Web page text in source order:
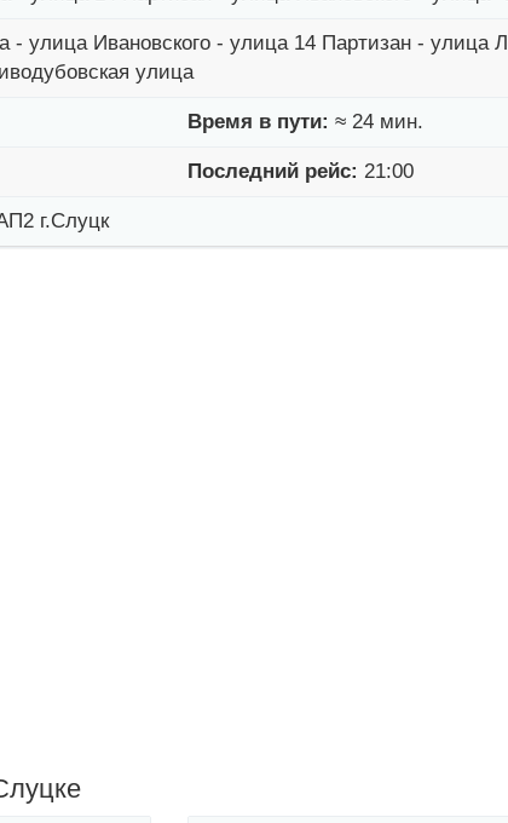
- улица Ивановского - улица 14 Партизан - улица
улица
Время в пути: ≈ 24 мин.
Последний рейс: 21:00
г.Слуцк